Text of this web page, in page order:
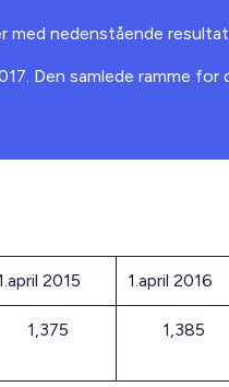
med nedenstående
Den samlede ramme for
2015 1.april 2016
1,375 1,385